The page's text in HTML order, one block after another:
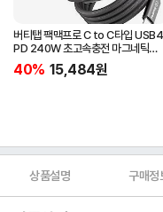
버티탭 팩맥프로 C to C타입 USB4
PD 240W 초고속충전 마그네틱
케이블 1m
40% 15,484원
상품설명 구매정